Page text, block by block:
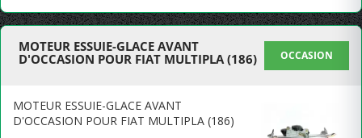
MOTEUR ESSUIE-GLACE AVANT
D'OCCASION POUR FIAT MULTIPLA (186)
OCCASION
MOTEUR ESSUIE-GLACE AVANT
D'OCCASION POUR FIAT MULTIPLA (186)